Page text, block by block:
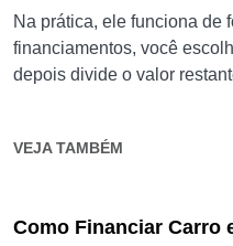
Na prática, ele funciona de
financiamentos, você
depois divide o valor
VEJA TAMBÉM
Como Financiar Carro